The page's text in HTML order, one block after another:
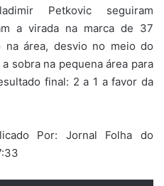
Petkovic seguiram
a virada na marca de 37
na área, desvio no meio do
sobra na pequena área para
final: 2 a 1 a favor da
Por: Jornal Folha do